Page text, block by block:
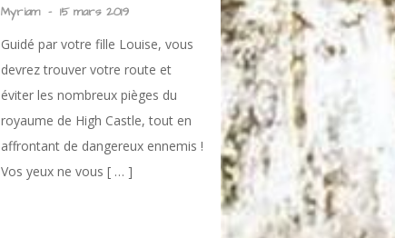
Myriam - 15 mars 2019
Guidé par votre fille Louise, vous
devrez trouver votre route et
éviter les nombreux pièges du
royaume de High Castle, tout en
affrontant de dangereux ennemis !
Vos yeux ne vous [ … ]